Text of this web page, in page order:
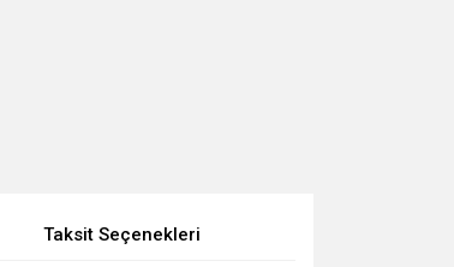
Taksit Seçenekleri